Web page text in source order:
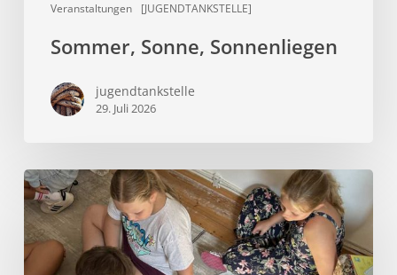
Veranstaltungen [JUGENDTANKSTELLE]
Sommer, Sonne, Sonnenliegen
jugendtankstelle
29. Juli 2026
Aus
alt
wird
wertvoll